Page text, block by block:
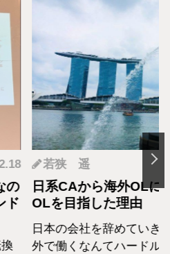
2019.05.22
に転職！私が海外
いきなり海外OLに！海
ドルが高いと思ってい
羽
転
の
日系
外資